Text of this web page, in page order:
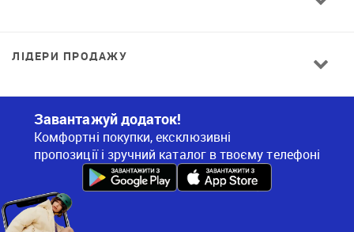
ЛІДЕРИ ПРОДАЖУ
Завантажуй додаток!
Комфортні покупки, ексклюзивні
пропозиції і зручний каталог в твоєму телефоні